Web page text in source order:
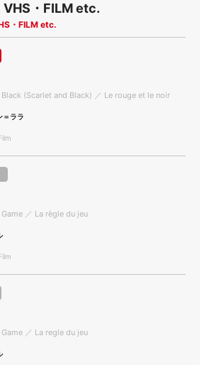
VHS・FILM etc.
・FILM etc.
(Scarlet and Black) ／ Le rouge et le noir
＝ララ
／ La règle du jeu
／ La regle du jeu